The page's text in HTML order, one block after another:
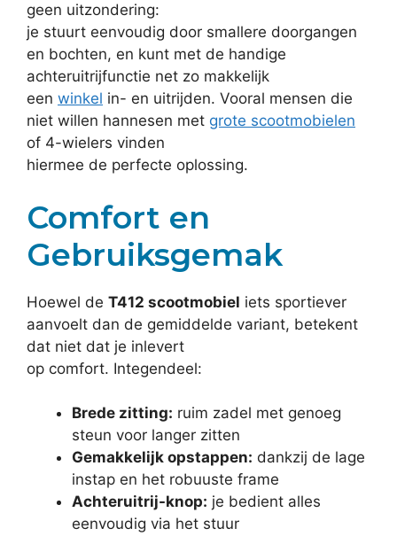
geen uitzondering:
je stuurt eenvoudig door smallere doorgangen
en bochten, en kunt met de handige
achteruitrijfunctie net zo makkelijk
een winkel in- en uitrijden. Vooral mensen die
niet willen hannesen met grote scootmobielen
of 4-wielers vinden
hiermee de perfecte oplossing.
Comfort en
Gebruiksgemak
Hoewel de T412 scootmobiel iets sportiever
aanvoelt dan de gemiddelde variant, betekent
dat niet dat je inlevert
op comfort. Integendeel:
Brede zitting: ruim zadel met genoeg
steun voor langer zitten
Gemakkelijk opstappen: dankzij de lage
instap en het robuuste frame
Achteruitrij-knop: je bedient alles
eenvoudig via het stuur